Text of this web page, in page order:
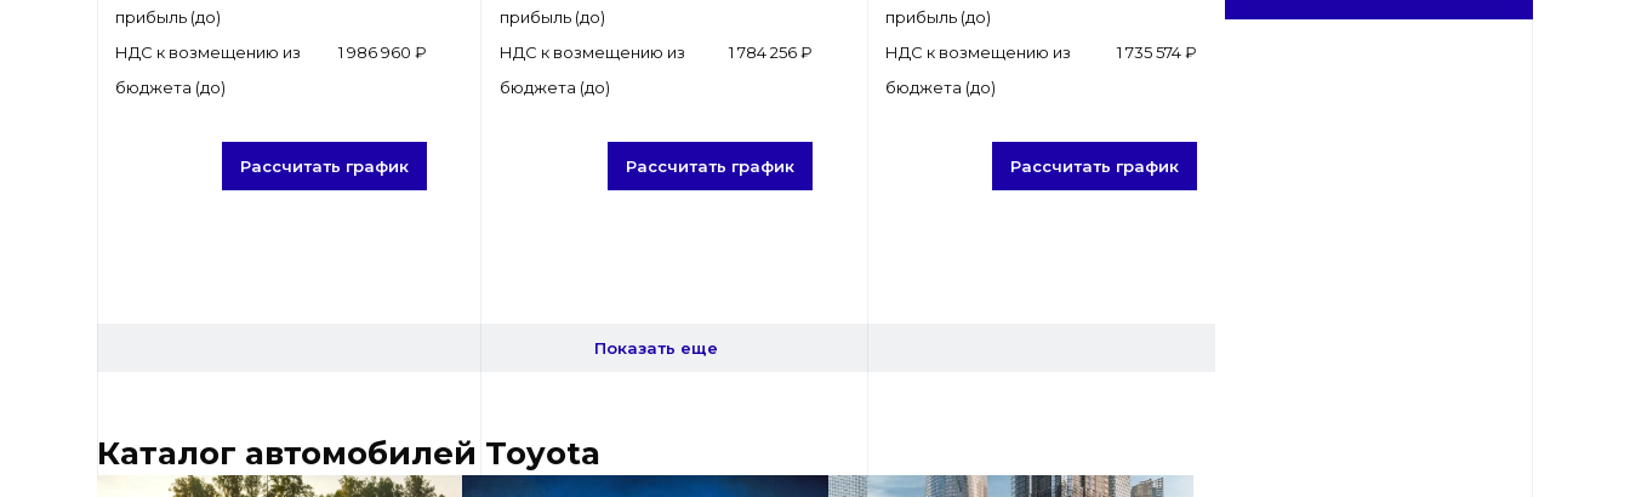
прибыль (до)
НДС к возмещению из
бюджета (до)
1 986 960 ₽
Рассчитать график
прибыль (до)
НДС к возмещению из
бюджета (до)
1 784 256 ₽
Рассчитать график
прибыль (до)
НДС к возмещению из
бюджета (до)
1 735 574 ₽
Рассчитать график
Показать еще
Каталог автомобилей Toyota